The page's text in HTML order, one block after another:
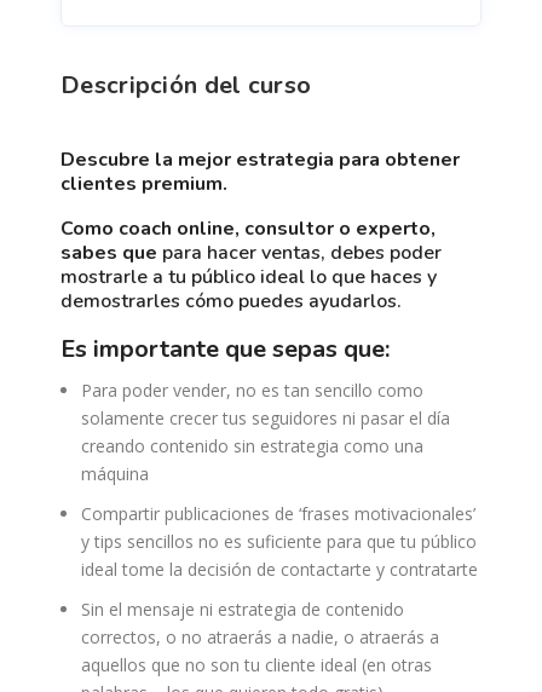
Descripción del curso
descubre la mejor estrategia para obtener
clientes premium.
como coach online, consultor o experto,
sabes que para hacer ventas, debes poder
mostrarle a tu público ideal lo que haces y
demostrarles cómo puedes ayudarlos.
es importante que sepas que:
Para poder vender, no es tan sencillo como
solamente crecer tus seguidores ni pasar el día
creando contenido sin estrategia como una
máquina
Compartir publicaciones de ‘frases motivacionales’
y tips sencillos no es suficiente para que tu público
ideal tome la decisión de contactarte y contratarte
Sin el mensaje ni estrategia de contenido
correctos, o no atraerás a nadie, o atraerás a
aquellos que no son tu cliente ideal (en otras